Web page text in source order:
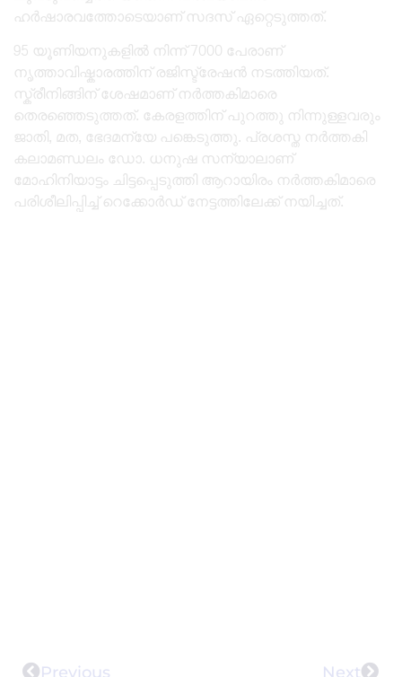
ഹർഷാരവത്തോടെയാണ് സദസ് ഏറ്റെടുത്തത്.
95 യൂണിയനുകളിൽ നിന്ന് 7000 പേരാണ്
നൃത്താവിഷ്കാരത്തിന് രജിസ്ട്രേഷൻ നടത്തിയത്.
സ്ക്രീനിങ്ങിന് ശേഷമാണ് നർത്തകിമാരെ
തെരഞ്ഞെടുത്തത്. കേരളത്തിന് പുറത്തു നിന്നുള്ളവരും
ജാതി, മത, ഭേദമന്യേ പങ്കെടുത്തു. പ്രശസ്ത നർത്തകി
കലാമണ്ഡലം ഡോ. ധനുഷ സന്യാലാണ്
മോഹിനിയാട്ടം ചിട്ടപ്പെടുത്തി ആറായിരം നർത്തകിമാരെ
പരിശീലിപ്പിച്ച് റെക്കോർഡ് നേട്ടത്തിലേക്ക് നയിച്ചത്.
Previous Next